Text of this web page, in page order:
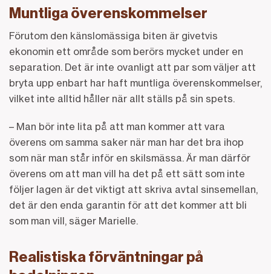
Muntliga överenskommelser
Förutom den känslomässiga biten är givetvis
ekonomin ett område som berörs mycket under en
separation. Det är inte ovanligt att par som väljer att
bryta upp enbart har haft muntliga överenskommelser,
vilket inte alltid håller när allt ställs på sin spets.
– Man bör inte lita på att man kommer att vara
överens om samma saker när man har det bra ihop
som när man står inför en skilsmässa. Är man därför
överens om att man vill ha det på ett sätt som inte
följer lagen är det viktigt att skriva avtal sinsemellan,
det är den enda garantin för att det kommer att bli
som man vill, säger Marielle.
Realistiska förväntningar på